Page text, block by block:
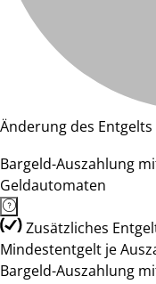
Änderung des
Bargeld-Auszahlung
Geldautomaten
Zusätzliches
Mindestentgelt je
Bargeld-Auszahlung